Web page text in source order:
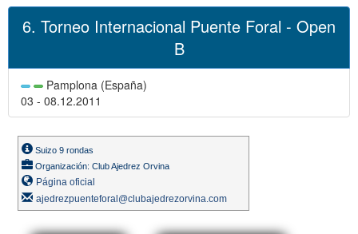
6. Torneo Internacional Puente Foral - Open
B
Pamplona (España)
03 - 08.12.2011
Suizo 9 rondas
Organización: Club Ajedrez Orvina
Página oficial
ajedrezpuenteforal@clubajedrezorvina.com